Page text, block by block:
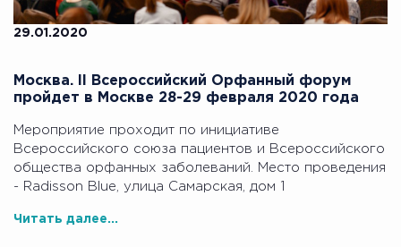
29.01.2020
Москва. II Всероссийский Орфанный форум
пройдет в Москве 28-29 февраля 2020 года
Мероприятие проходит по инициативе
Всероссийского союза пациентов и Всероссийского
общества орфанных заболеваний. Место проведения
- Radisson Blue, улица Самарская, дом 1
Читать далее...